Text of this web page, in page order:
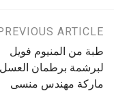
تصفّح
المقالات
PREVIOUS ARTICLE
طبة من المنيوم فويل
لبرشمة برطمان العسل
ماركة مهندس منسى